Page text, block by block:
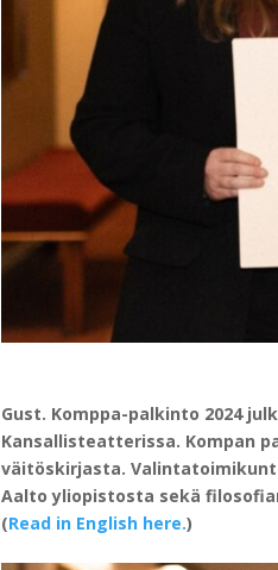
Gust. Komppa-palkinto 2024
Kansallisteatterissa. Kompan
väitöskirjasta.
Aalto yliopistosta sekä
(Read in English here.)